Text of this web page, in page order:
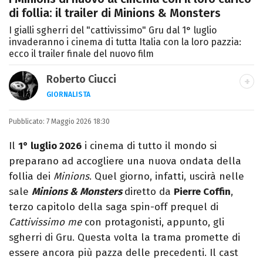
di follia: il trailer di Minions & Monsters
I gialli sgherri del "cattivissimo" Gru dal 1° luglio
invaderanno i cinema di tutta Italia con la loro pazzia:
ecco il trailer finale del nuovo film
Roberto Ciucci
GIORNALISTA
INSTAGRAM
FACEBOOK
Appassionato di sport, avido consumatore
di manga e film, cultore di tutto ciò che è
stato girato da Quentin Tarantino e
musicista nel tempo libero.
Pubblicato: 7 Maggio 2026 18:30
Il 1° luglio 2026 i cinema di tutto il mondo si
preparano ad accogliere una nuova ondata della
follia dei Minions. Quel giorno, infatti, uscirà nelle
sale Minions & Monsters diretto da Pierre Coffin,
terzo capitolo della saga spin-off prequel di
Cattivissimo mecon protagonisti, appunto, gli
sgherri di Gru. Questa volta la trama promette di
essere ancora più pazza delle precedenti. Il cast